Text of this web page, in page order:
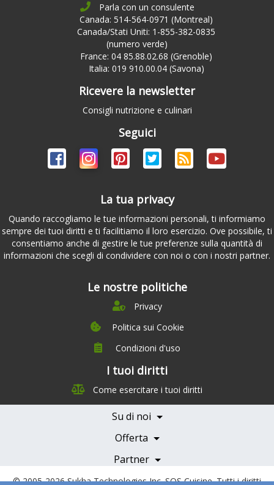
Parla con un consulente
Canada: 514-564-0971 (Montreal)
Canada/Stati Uniti: 1-855-382-0835
(numero verde)
France: 04 85.88.02.68 (Grenoble)
Italia: 019 910.00.04 (Savona)
Ricevere la newsletter
Consigli nutrizione e culinari
Seguici
La tua privacy
Quando raccogliamo le tue informazioni personali, ti informiamo
sempre dei tuoi diritti e ti facilitiamo il loro esercizio. Ove possibile, ti
consentiamo anche di gestire le tue preferenze sulla quantità di
informazioni che scegli di condividere con noi o con i nostri partner.
Le nostre politiche
Privacy
Politica sui Cookie
Condizioni d'uso
I tuoi diritti
Come esercitare i tuoi diritti
Su di noi
Management Team
Team Nutrizione
Offerta
Testimonials
Servizi e Tariffe
Partner
Medici e Professionisti
Becoming a Partner
© 2005-2026Sukha Technologies Inc.SOS Cuisine. Tutti i diritti